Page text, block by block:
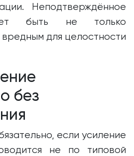
Неподтверждённое
быть не только
для целостности
без
если усиление
не по типовой